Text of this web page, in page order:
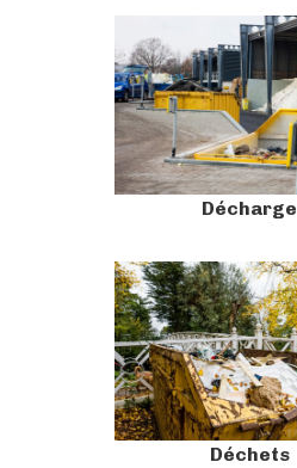
Décharge
Déchets